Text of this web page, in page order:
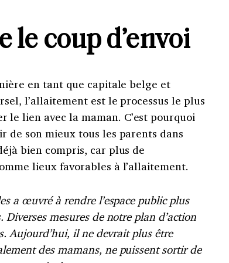
le coup d’envoi
en tant que capitale belge et
l’allaitement est le processus le plus
lien avec la maman. C’est pourquoi
de son mieux tous les parents dans
bien compris, car plus de
lieux favorables à l’allaitement.
a œuvré à rendre l’espace public plus
mesures de notre plan d’action
Aujourd’hui, il ne devrait plus être
des mamans, ne puissent sortir de